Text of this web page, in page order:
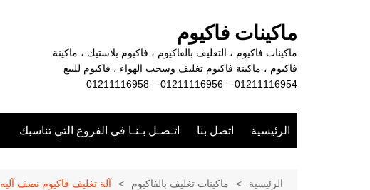
ماكينات فاكيوم
ماكينات فاكيوم ، التغليف بالفاكيوم ، فاكيوم بلاستيك ، ماكينة
فاكيوم ، ماكينة فاكيوم تغليف وسحب الهواء ، فاكيوم للبيع
01211116954 – 01211116956 – 01211116958
الرئيسية اتصل بنا اتـصـل بـنـا في الفروع التي تناسبك
الرئيسية ماكينات تغليف بالفاكيوم آلة تغليف فاكيوم نصف آليه